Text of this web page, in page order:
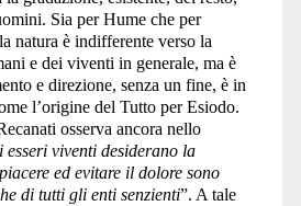
Sia per Hume che per
natura è indifferente verso la
e dei viventi in generale, ma è
e direzione, senza un fine, è in
l’origine del Tutto per Esiodo.
osserva ancora nello
esseri viventi desiderano la
ed evitare il dolore sono
di tutti gli enti senzienti”. A tale